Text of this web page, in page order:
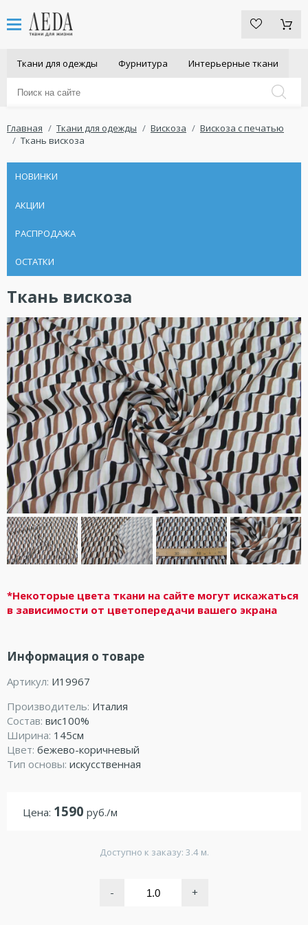
Ткани для одежды Фурнитура Интерьерные ткани
Главная Ткани для одежды Вискоза
Вискоза с печатью
Ткань вискоза
НОВИНКИ
АКЦИИ
РАСПРОДАЖА
ОСТАТКИ
Ткань вискоза
*Некоторые цвета ткани на сайте могут искажаться
в зависимости от цветопередачи вашего экрана
Информация о товаре
Артикул: И19967
Производитель: Италия
Состав: вис100%
Ширина: 145см
Цвет: бежево-коричневый
Тип основы: искусственная
Цена: 1590 руб./м
Доступно к заказу: 3.4 м.
- +